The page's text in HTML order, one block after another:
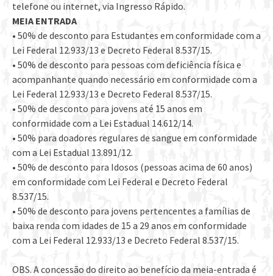
telefone ou internet, via Ingresso Rápido.
MEIA ENTRADA
• 50% de desconto para Estudantes em conformidade com a
Lei Federal 12.933/13 e Decreto Federal 8.537/15.
• 50% de desconto para pessoas com deficiência física e
acompanhante quando necessário em conformidade com a
Lei Federal 12.933/13 e Decreto Federal 8.537/15.
• 50% de desconto para jovens até 15 anos em
conformidade com a Lei Estadual 14.612/14.
• 50% para doadores regulares de sangue em conformidade
com a Lei Estadual 13.891/12.
• 50% de desconto para Idosos (pessoas acima de 60 anos)
em conformidade com Lei Federal e Decreto Federal
8.537/15.
• 50% de desconto para jovens pertencentes a famílias de
baixa renda com idades de 15 a 29 anos em conformidade
com a Lei Federal 12.933/13 e Decreto Federal 8.537/15.
OBS. A concessão do direito ao benefício da meia-entrada é